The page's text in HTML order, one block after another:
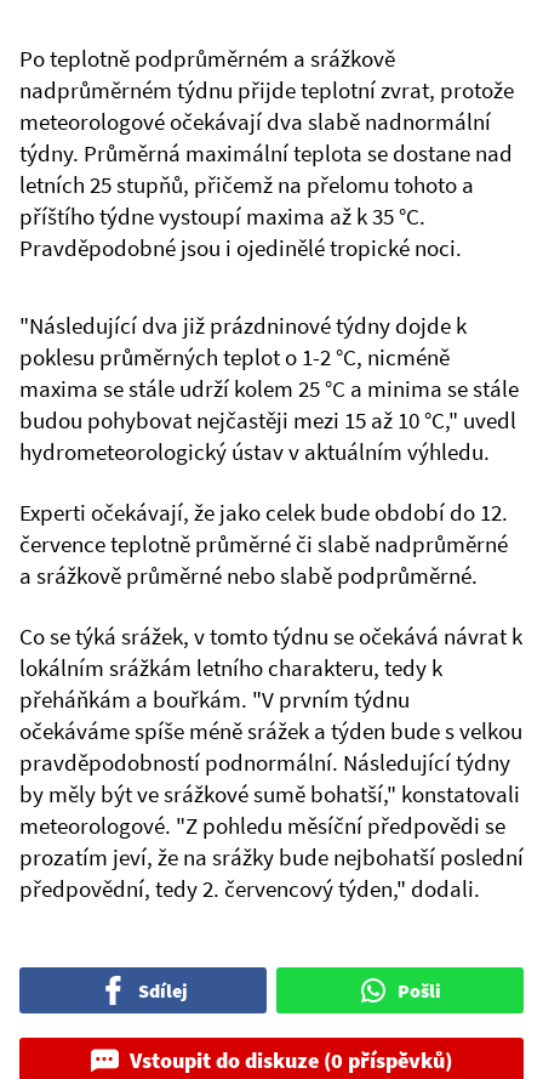
Po teplotně podprůměrném a srážkově
nadprůměrném týdnu přijde teplotní zvrat, protože
meteorologové očekávají dva slabě nadnormální
týdny. Průměrná maximální teplota se dostane nad
letních 25 stupňů, přičemž na přelomu tohoto a
příštího týdne vystoupí maxima až k 35 °C.
Pravděpodobné jsou i ojedinělé tropické noci.
"Následující dva již prázdninové týdny dojde k
poklesu průměrných teplot o 1-2 °C, nicméně
maxima se stále udrží kolem 25 °C a minima se stále
budou pohybovat nejčastěji mezi 15 až 10 °C," uvedl
hydrometeorologický ústav v aktuálním výhledu.
Experti očekávají, že jako celek bude období do 12.
července teplotně průměrné či slabě nadprůměrné
a srážkově průměrné nebo slabě podprůměrné.
Co se týká srážek, v tomto týdnu se očekává návrat k
lokálním srážkám letního charakteru, tedy k
přeháňkám a bouřkám. "V prvním týdnu
očekáváme spíše méně srážek a týden bude s velkou
pravděpodobností podnormální. Následující týdny
by měly být ve srážkové sumě bohatší," konstatovali
meteorologové. "Z pohledu měsíční předpovědi se
prozatím jeví, že na srážky bude nejbohatší poslední
předpovědní, tedy 2. červencový týden," dodali.
Sdílej Pošli
Vstoupit do diskuze (0 příspěvků)